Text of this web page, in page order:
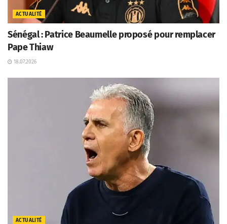
ACTUALITÉ
Sénégal : Patrice Beaumelle proposé pour remplacer
Pape Thiaw
18.07.2026
ACTUALITÉ